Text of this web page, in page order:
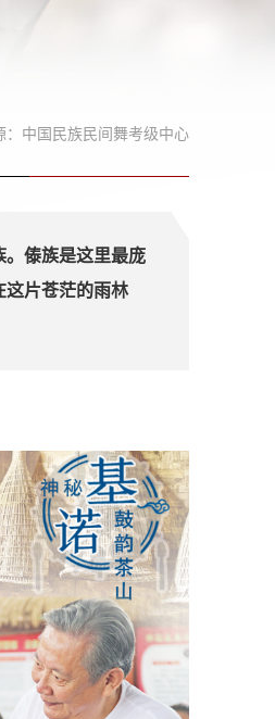
：中国民族民间舞考级中心
。傣族是这里最庞
这片苍茫的雨林